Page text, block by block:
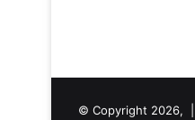
© Copyright 2026, |